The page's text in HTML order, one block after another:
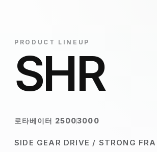
PRODUCT LINEUP
SHR
로타베이터 25003000
SIDE GEAR DRIVE / STRONG